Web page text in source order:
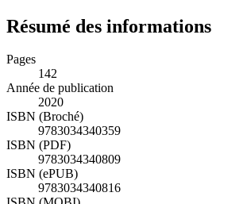
Résumé des informations
Pages
142
Année de publication
2020
ISBN (Broché)
9783034340359
ISBN (PDF)
9783034340809
ISBN (ePUB)
9783034340816